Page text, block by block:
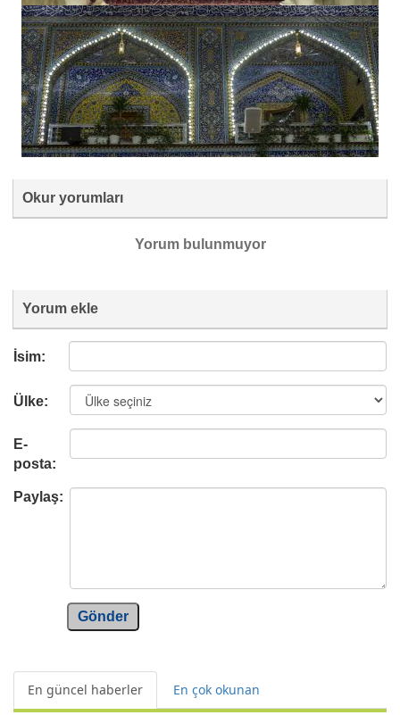
Okur yorumları
Yorum bulunmuyor
Yorum ekle
İsim:
Ülke:
E-
posta:
Paylaş:
Gönder
En güncel haberler En çok okunan